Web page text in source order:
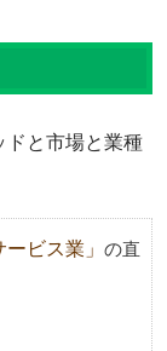
ドと市場と業種
ビス業」 の直